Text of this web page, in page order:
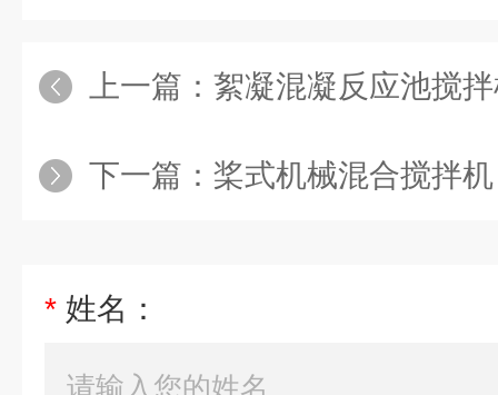
上一篇： 絮凝混凝反应池搅
下一篇： 桨式机械混合搅拌机
* 姓名：